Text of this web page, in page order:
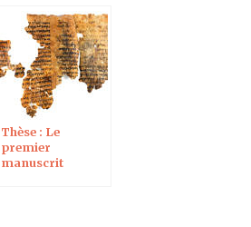
Thèse : Le
premier
manuscrit